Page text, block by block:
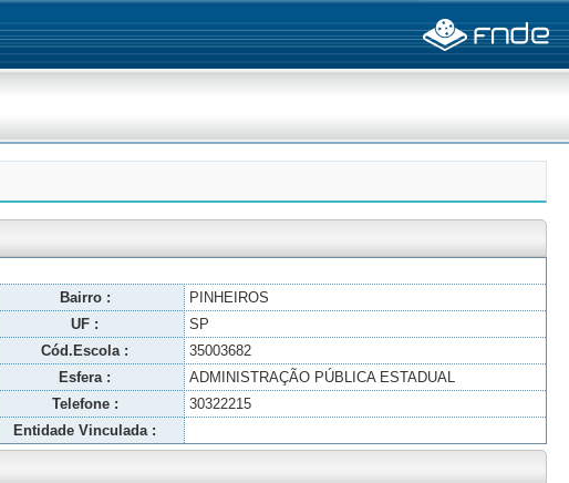
Bairro :
PINHEIROS
UF :
SP
Cód.Escola :
35003682
Esfera :
ADMINISTRAÇÃO PÚBLICA ESTADUAL
Telefone :
30322215
Entidade Vinculada :